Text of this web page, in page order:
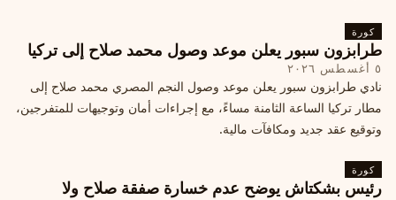
كورة
طرابزون سبور يعلن موعد وصول محمد صلاح إلى تركيا
٥ أغسطس ٢٠٢٦
نادي طرابزون سبور يعلن موعد وصول النجم المصري محمد صلاح إلى
مطار تركيا الساعة الثامنة مساءً، مع إجراءات أمان وتوجيهات للمتفرجين،
وتوقيع عقد جديد ومكافآت مالية.
كورة
رئيس بشكتاش يوضح عدم خسارة صفقة صلاح ولا